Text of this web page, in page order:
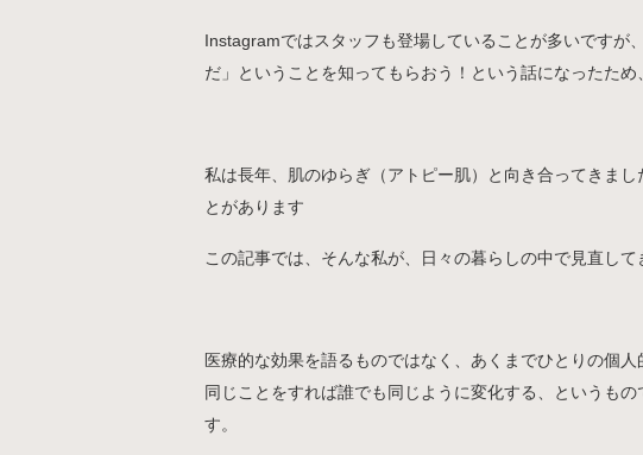
Instagramではスタッフも登場していることが多いですが
だ」ということを知ってもらおう！という話になったた
私は長年、肌のゆらぎ（アトピー肌）と向き合ってきま
とがあります
この記事では、そんな私が、日々の暮らしの中で見直し
医療的な効果を語るものではなく、あくまでひとりの個
同じことをすれば誰でも同じように変化する、というも
す。